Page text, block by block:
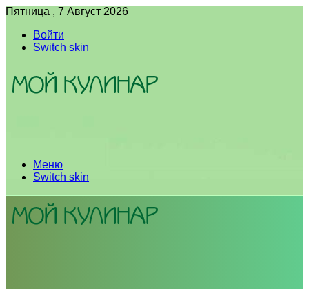
Пятница , 7 Август 2026
Войти
Switch skin
Меню
Switch skin